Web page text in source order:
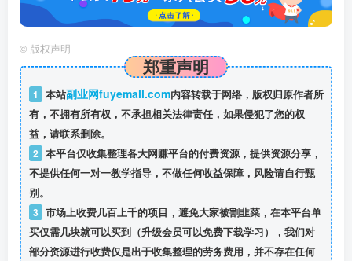
© 版权声明
郑重声明
1 本站副业网fuyemall.com内容转载于网络，版权归原作者所
有，不拥有所有权，不承担相关法律责任，如果侵犯了您的权
益，请联系删除。
2 本平台仅收集整理各大网赚平台的付费资源，提供资源分享，
不提供任何一对一教学指导，不做任何收益保障，风险请自行甄
别。
3 市场上收费几百上千的项目，避免大家被割韭菜，在本平台单
买仅需几块就可以买到（升级会员可以免费下载学习），我们对
部分资源进行收费仅是出于收集整理的劳务费用，并不存在任何